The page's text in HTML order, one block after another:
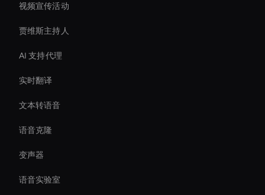
视频宣传活动
贾维斯主持人
AI 支持代理
实时翻译
文本转语音
语音克隆
变声器
语音实验室